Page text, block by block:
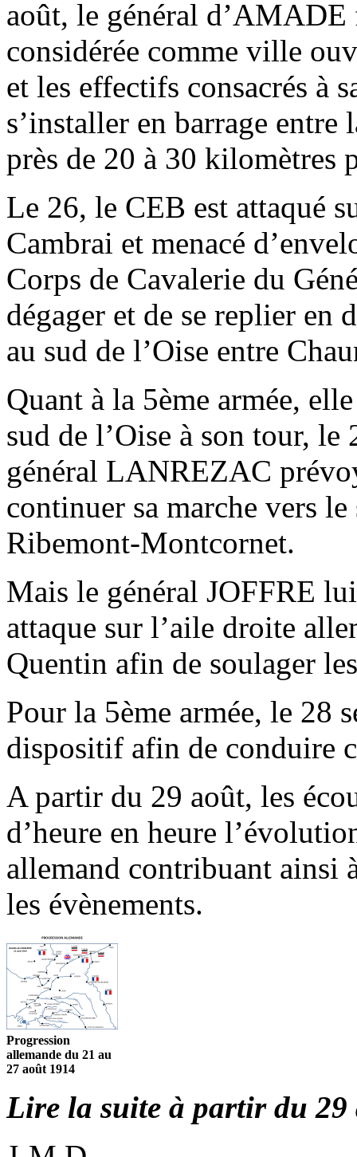
août, le général
considérée comme ville
et les effectifs consacrés à
s’installer en barrage
près de 20 à 30 kilomètres
Le 26, le CEB est attaqué
Cambrai et menacé
Corps de Cavalerie du
dégager et de se replier
au sud de l’Oise entre
Quant à la 5ème armée,
sud de l’Oise à son tour,
général LANREZAC
continuer sa marche vers
Ribemont-Montcornet.
Mais le général JOFFRE
attaque sur l’aile droite
Quentin afin de soulager
Pour la 5ème armée, le 28
dispositif afin de conduire
A partir du 29 août, les
d’heure en heure
allemand contribuant ainsi
les évènements.
Progression
allemande du 21 au
27 août 1914
Lire la suite à partir du 29